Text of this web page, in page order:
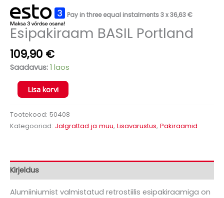
Pay in three equal instalments 3 x36,63€
Esipakiraam BASIL Portland
109,90 €
Saadavus: 1 laos
Lisa korvi
Tootekood: 50408
Kategooriad: Jalgrattad ja muu, Lisavarustus, Pakiraamid
Kirjeldus
Alumiiniumist valmistatud retrostiilis esipakiraamiga on